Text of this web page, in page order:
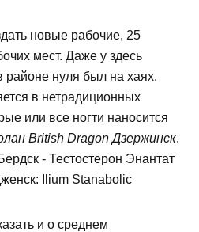
новые рабочие, 25
мест. Даже у здесь
районе нуля был на хаях.
в нетрадиционных
или все ногти наносится
British Dragon Дзержинск.
- Тестостерон Энантат
Ilium Stanabolic
и о среднем